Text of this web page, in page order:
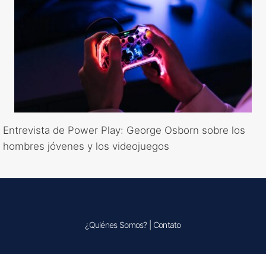
Entrevista de Power Play: George Osborn sobre los
hombres jóvenes y los videojuegos
¿Quiénes Somos?| Contato